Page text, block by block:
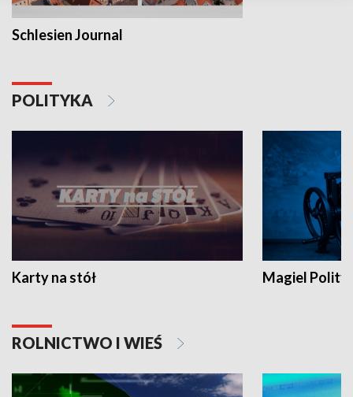
Schlesien Journal
POLITYKA
Karty na stół Magiel
ROLNICTWO I WIEŚ